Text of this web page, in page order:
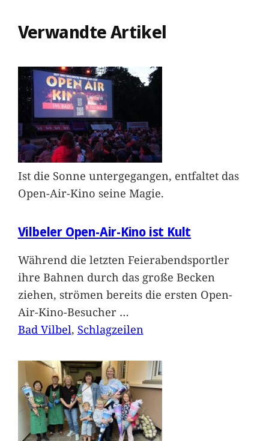
Verwandte Artikel
Ist die Sonne untergegangen, entfaltet das
Open-Air-Kino seine Magie.
Vilbeler Open-Air-Kino ist Kult
Während die letzten Feierabendsportler
ihre Bahnen durch das große Becken
ziehen, strömen bereits die ersten Open-
Air-Kino-Besucher …
Bad Vilbel, Schlagzeilen